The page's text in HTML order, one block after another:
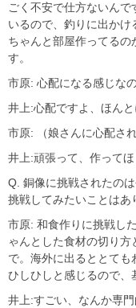
ごく不安で仕方ないん
いるので、釣りに出かけ
ちゃんと部屋作ってるの
す。
市原: 心配になる感じな
井上:心配ですよ、ほん
市原: （娘さんに心配さ
井上:頑張って、作ってほ
Q. 銅像に挑戦されたの
挑戦してみたいことはあ
市原: 和食作りに挑戦し
ゃんとした食材の切り
で。海外に出るととても
ひしひしと感じるので、
井上:すごい、なんか専